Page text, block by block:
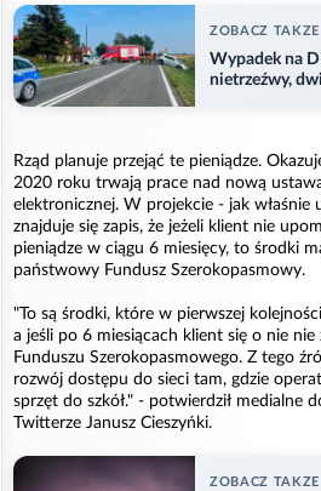
ZOBACZ TAKZE
Wypadek na
nietrzeźwy,
Rząd planuje przejąć te pieniądze.
2020 roku trwają prace nad nową
elektronicznej. W projekcie - jak właśnie
znajduje się zapis, że jeżeli klient nie
pieniądze w ciągu 6 miesięcy, to środki
państwowy Fundusz Szerokopasmowy.
"To są środki, które w pierwszej
a jeśli po 6 miesiącach klient się o nie
Funduszu Szerokopasmowego. Z tego
rozwój dostępu do sieci tam, gdzie
sprzęt do szkół." - potwierdził medialne
Twitterze Janusz Cieszyńki.
ZOBACZ TAKZE